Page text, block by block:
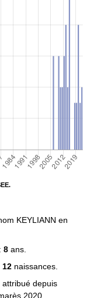
KEYLIANN en
8 ans.
12 naissances.
depuis
2020.